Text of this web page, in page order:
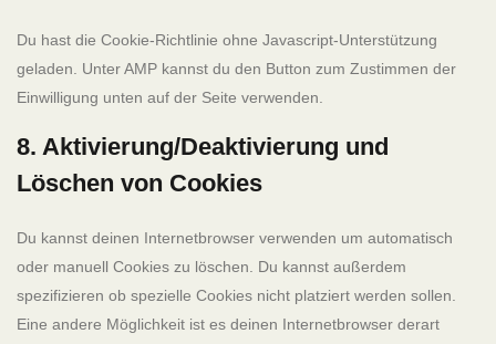
Du hast die Cookie-Richtlinie ohne Javascript-Unterstützung
geladen. Unter AMP kannst du den Button zum Zustimmen der
Einwilligung unten auf der Seite verwenden.
8. Aktivierung/Deaktivierung und
Löschen von Cookies
Du kannst deinen Internetbrowser verwenden um automatisch
oder manuell Cookies zu löschen. Du kannst außerdem
spezifizieren ob spezielle Cookies nicht platziert werden sollen.
Eine andere Möglichkeit ist es deinen Internetbrowser derart